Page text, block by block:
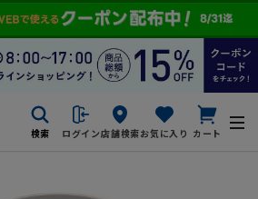
検索 ログイン店舗検索お気に入り カート